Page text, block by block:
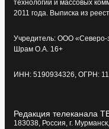
технологий и массовых
2011 года. Выписка из
Учредитель: ООО «Северо-
Шрам О.А. 16+
ИНН: 5190934326, ОГРН:
Редакция телеканала
183038, Россия, г.